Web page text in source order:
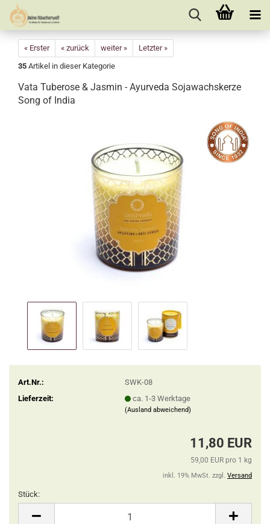
« Erster « zurück weiter »
Letzter »
35 Artikel in dieser Kategorie
Vata Tuberose & Jasmin - Ayurveda Sojawachskerze
Song of India
Art.Nr.:
SWK-08
Lieferzeit:
ca. 1-3 Werktage
(Ausland abweichend)
11,80 EUR
59,00 EUR pro 1 kg
inkl. 19% MwSt. zzgl. Versand
Stück: